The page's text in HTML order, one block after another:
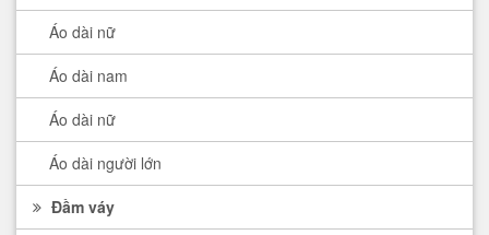
Áo dài nữ
Áo dài nam
Áo dài nữ
Áo dài người lớn
Đầm váy